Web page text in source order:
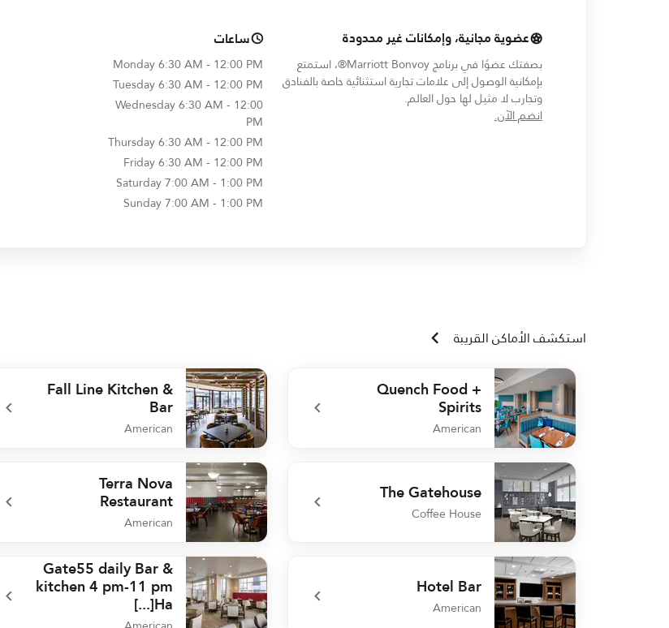
عضوية مجانية، وإمكانات غير محدودة
بصفتك عضوًا في برنامج Marriott Bonvoy®، استمتع
بإمكانية الوصول إلى علامات تجارية استثنائية خاصة بالفنادق
وتجارب لا مثيل لها حول العالم.
انضم الآن.
ساعات
Monday6:30 AM - 12:00 PM
Tuesday6:30 AM - 12:00 PM
Wednesday6:30 AM - 12:00
PM
Thursday6:30 AM - 12:00 PM
Friday6:30 AM - 12:00 PM
Saturday7:00 AM - 1:00 PM
Sunday7:00 AM - 1:00 PM
استكشف الأماكن القريبة
Quench Food +
Spirits
American
undefined Quench Food + Spirits
Fall Line Kitchen &
Bar
American
undefined Fall Line Kitchen & Bar
The Gatehouse
Coffee House
undefined The Gatehouse
Terra Nova
Restaurant
American
undefined Terra Nova Restaurant
Hotel Bar
American
Gate55 daily Bar &
kitchen 4 pm-11 pm
Ha[...]